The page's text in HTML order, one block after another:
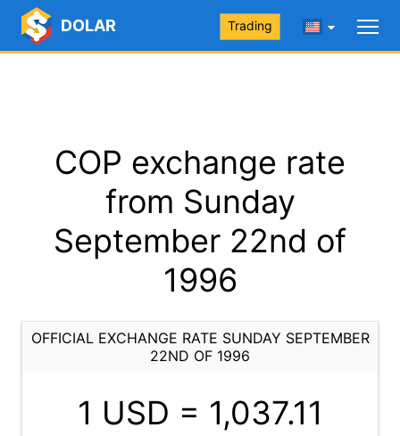
DOLAR Trading
COP exchange rate
from Sunday
September 22nd of
1996
OFFICIAL EXCHANGE RATE SUNDAY SEPTEMBER
22ND OF 1996
1 USD = 1,037.11